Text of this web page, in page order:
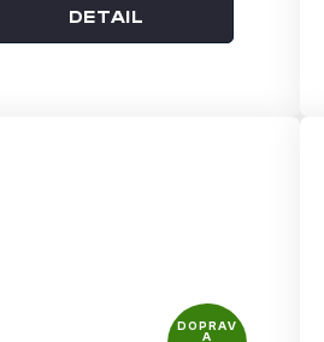
DETAIL
DOPRAV
A